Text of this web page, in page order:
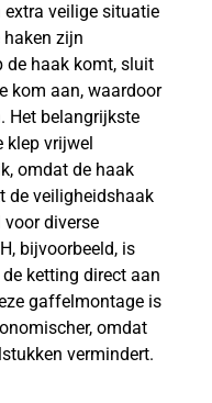
extra veilige situatie
zijn
de haak komt, sluit
kom aan, waardoor
Het belangrijkste
klep vrijwel
omdat de haak
de veiligheidshaak
diverse
bijvoorbeeld, is
ketting direct aan
gaffelmontage is
omdat
vermindert.